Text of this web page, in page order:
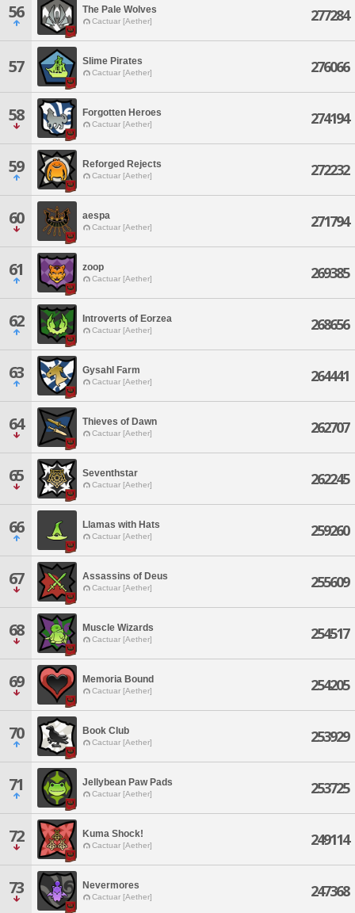
56 The Pale Wolves
Cactuar [Aether] 277284
57 Slime Pirates
Cactuar [Aether] 276066
58 Forgotten Heroes
Cactuar [Aether] 274194
59 Reforged Rejects
Cactuar [Aether] 272232
60 aespa
Cactuar [Aether] 271794
61 zoop
Cactuar [Aether] 269385
62 Introverts of Eorzea
Cactuar [Aether] 268656
63 Gysahl Farm
Cactuar [Aether] 264441
64 Thieves of Dawn
Cactuar [Aether] 262707
65 Seventhstar
Cactuar [Aether] 262245
66 Llamas with Hats
Cactuar [Aether] 259260
67 Assassins of Deus
Cactuar [Aether] 255609
68 Muscle Wizards
Cactuar [Aether] 254517
69 Memoria Bound
Cactuar [Aether] 254205
70 Book Club
Cactuar [Aether] 253929
71 Jellybean Paw Pads
Cactuar [Aether] 253725
72 Kuma Shock!
Cactuar [Aether] 249114
73 Nevermores
Cactuar [Aether] 247368